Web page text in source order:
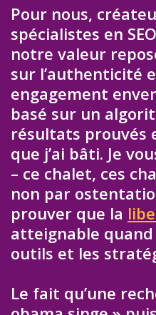
Pour nous,
spécialistes en
notre valeur
sur l’authenticité
engagement
basé sur un
résultats prouvés
que j’ai bâti. Je
– ce chalet, ces
non par
prouver que la
atteignable
outils et les
Le fait qu’une